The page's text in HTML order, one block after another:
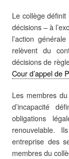
Le collège
décisions – à
l’action
relèvent du
décisions de
Cour d’appel de
Les membres
d’incapacité
obligations
renouvelable.
entreprise des
membres du